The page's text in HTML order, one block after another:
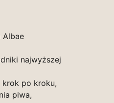
Albae
najwyższej
krok po kroku,
piwa,